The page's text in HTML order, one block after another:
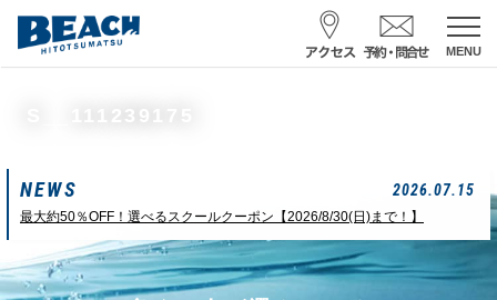
MENU
スクール予約・お問合せ
サーフ ナミイーヨ
0475-32-7314
受付時間 : 09:00〜19:00
S__111239175
NEWS 2026.07.15
最大約50％OFF！選べるスクールクーポン【2026/8/30(日)まで！】